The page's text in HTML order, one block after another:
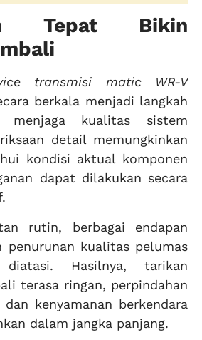
Tepat Bikin
transmisi matic WR-V
berkala menjadi langkah
menjaga kualitas sistem
detail memungkinkan
kondisi aktual komponen
dapat dilakukan secara
rutin, berbagai endapan
penurunan kualitas pelumas
Hasilnya, tarikan
terasa ringan, perpindahan
kenyamanan berkendara
dalam jangka panjang.